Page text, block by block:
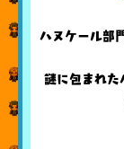
ハヌケール部
謎に包まれた